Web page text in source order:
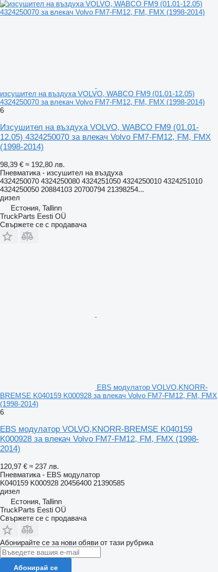
изсушител на въздуха VOLVO, WABCO FM9 (01.01-12.05)
4324250070 за влекач Volvo FM7-FM12, FM, FMX (1998-2014)
6
Изсушител на въздуха VOLVO, WABCO FM9 (01.01-
12.05) 4324250070 за влекач Volvo FM7-FM12, FM, FMX
(1998-2014)
98,39 € ≈ 192,80 лв.
Пневматика - изсушител на въздуха
4324250070 4324250080 4324251050 4324250010 4324251010
4324250050 20884103 20700794 21398254...
дизел
Естония, Tallinn
TruckParts Eesti OÜ
Свържете се с продавача
EBS модулатор VOLVO,KNORR-
BREMSE K040159 K000928 за влекач Volvo FM7-FM12, FM, FMX
(1998-2014)
6
EBS модулатор VOLVO,KNORR-BREMSE K040159
K000928 за влекач Volvo FM7-FM12, FM, FMX (1998-
2014)
120,97 € ≈ 237 лв.
Пневматика - EBS модулатор
K040159 K000928 20456400 21390585
дизел
Естония, Tallinn
TruckParts Eesti OÜ
Свържете се с продавача
Абонирайте се за нови обяви от тази рубрика
Абонирай се